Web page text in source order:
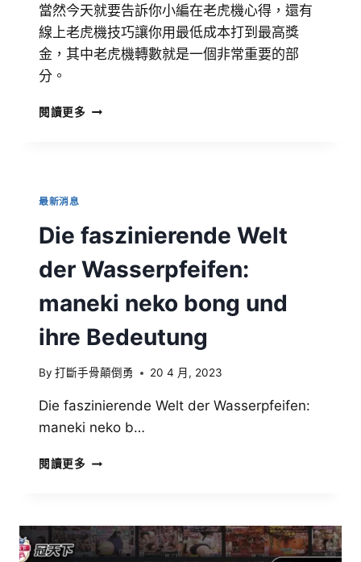
當然今天就要告訴你小編在老虎機心得，還有
線上老虎機技巧讓你用最低成本打到最高獎
金，其中老虎機轉數就是一個非常重要的部
分。
閱讀更多
最新消息
Die faszinierende Welt
der Wasserpfeifen:
maneki neko bong und
ihre Bedeutung
By 打斷手骨顛倒勇 20 4 月, 2023
Die faszinierende Welt der Wasserpfeifen:
maneki neko b…
閱讀更多